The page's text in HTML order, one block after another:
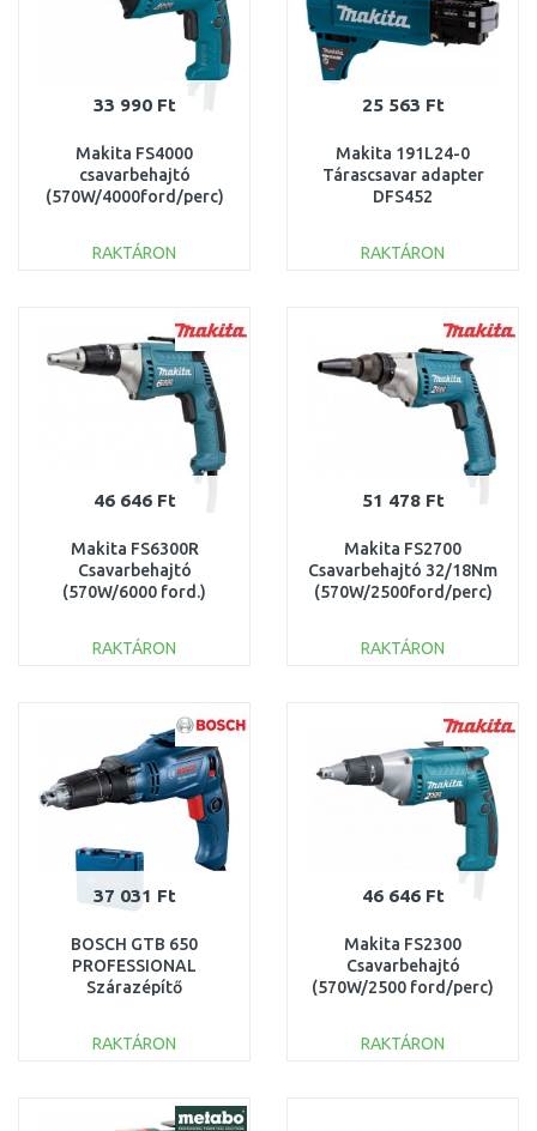
33 990 Ft
Makita FS4000
csavarbehajtó
(570W/4000ford/perc)
RAKTÁRON
Összehasonlítás
25 563 Ft
Makita 191L24-0
Tárascsavar adapter
DFS452
55mm =old 199146-
8,191G73-7
RAKTÁRON
Összehasonlítás
46 646 Ft
Makita FS6300R
Csavarbehajtó
(570W/6000 ford.)
RAKTÁRON
Összehasonlítás
51 478 Ft
Makita FS2700
Csavarbehajtó 32/18Nm
(570W/2500ford/perc)
RAKTÁRON
Összehasonlítás
37 031 Ft
BOSCH GTB 650
PROFESSIONAL
Szárazépítő
06014A2000
RAKTÁRON
Összehasonlítás
46 646 Ft
Makita FS2300
Csavarbehajtó
(570W/2500 ford/perc)
RAKTÁRON